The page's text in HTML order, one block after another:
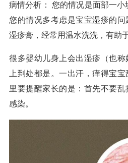
病情分析： 您的情况是面部一小
您的情况多考虑是宝宝湿疹的
湿疹膏，经常用温水洗洗，有助
很多婴幼儿身上会出湿疹（也
上到处都是。一出汗，痒得宝
里要提醒家长的是：首先不要
感染。